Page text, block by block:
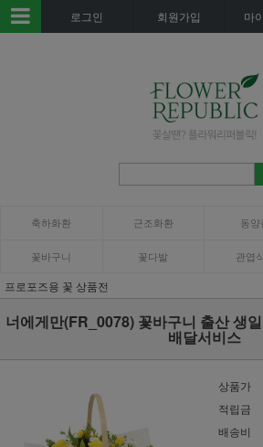
로그인 회원가입 마
축하화환 근조화환 동양
꽃바구니 꽃다발 관엽
프로포즈용 꽃 상품전
너에게만(FR_0078) 꽃바구니 출산 생
배달서비스
상품가
적립금
배송비